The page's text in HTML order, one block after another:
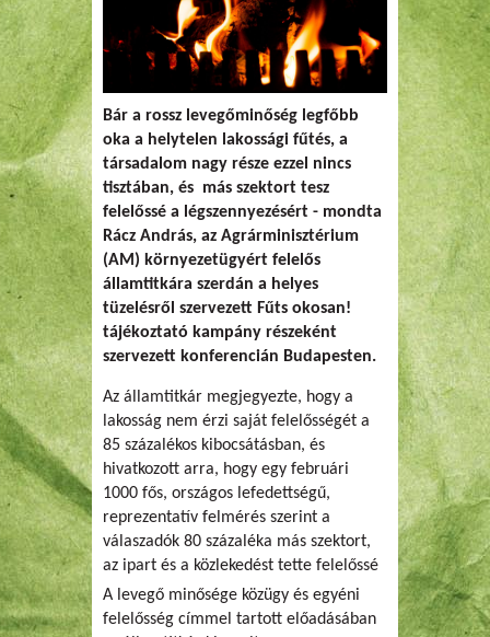
Bár a rossz levegőminőség legfőbb
oka a helytelen lakossági fűtés, a
társadalom nagy része ezzel nincs
tisztában, és más szektort tesz
felelőssé a légszennyezésért - mondta
Rácz András, az Agrárminisztérium
(AM) környezetügyért felelős
államtitkára szerdán a helyes
tüzelésről szervezett Fűts okosan!
tájékoztató kampány részeként
szervezett konferencián Budapesten.
Az államtitkár megjegyezte, hogy a
lakosság nem érzi saját felelősségét a
85 százalékos kibocsátásban, és
hivatkozott arra, hogy egy februári
1000 fős, országos lefedettségű,
reprezentatív felmérés szerint a
válaszadók 80 százaléka más szektort,
az ipart és a közlekedést tette felelőssé
A levegő minősége közügy és egyéni
felelősség címmel tartott előadásában